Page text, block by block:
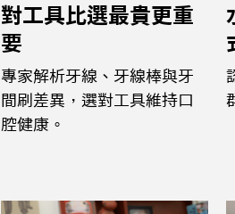
對工具比選最貴更重
要
專家解析牙線、牙線棒與牙
間刷差異，選對工具維持口
腔健康。